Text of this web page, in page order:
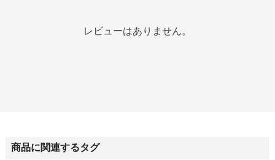
レビューはありません。
商品に関連するタグ